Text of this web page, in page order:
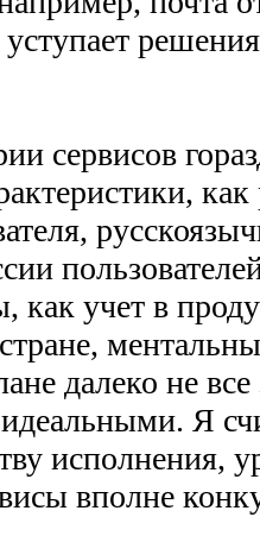
сервисов
как учет в
далеко не
Я
исполнения,
вполне